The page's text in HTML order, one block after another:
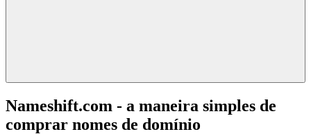
Nameshift.com - a maneira simples de
comprar nomes de domínio